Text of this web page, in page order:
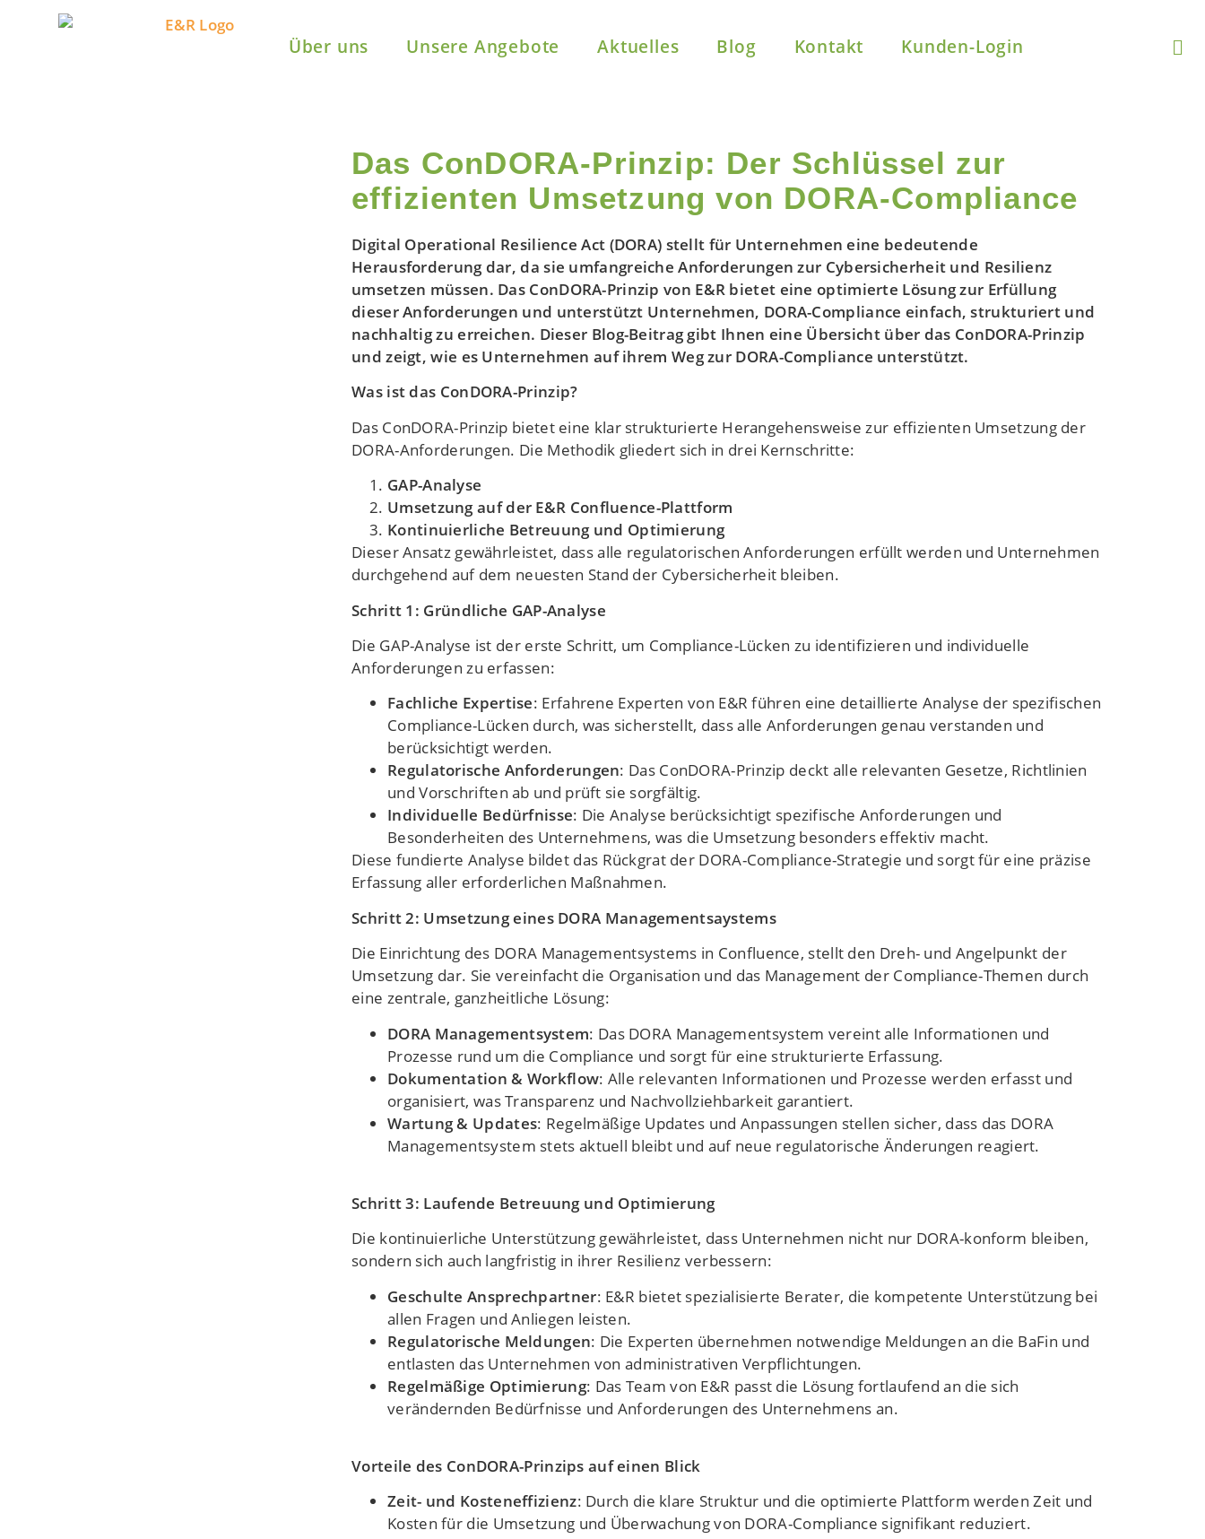
Über uns Unsere Angebote Aktuelles Blog Kontakt Kunden-Login
Das ConDORA-Prinzip: Der Schlüssel zur
effizienten Umsetzung von DORA-Compliance
Digital Operational Resilience Act (DORA) stellt für Unternehmen eine bedeutende
Herausforderung dar, da sie umfangreiche Anforderungen zur Cybersicherheit und Resilienz
umsetzen müssen. Das ConDORA-Prinzip von E&R bietet eine optimierte Lösung zur Erfüllung
dieser Anforderungen und unterstützt Unternehmen, DORA-Compliance einfach, strukturiert und
nachhaltig zu erreichen. Dieser Blog-Beitrag gibt Ihnen eine Übersicht über das ConDORA-Prinzip
und zeigt, wie es Unternehmen auf ihrem Weg zur DORA-Compliance unterstützt.
Was ist das ConDORA-Prinzip?
Das ConDORA-Prinzip bietet eine klar strukturierte Herangehensweise zur effizienten Umsetzung der
DORA-Anforderungen. Die Methodik gliedert sich in drei Kernschritte:
GAP-Analyse
Umsetzung auf der E&R Confluence-Plattform
Kontinuierliche Betreuung und Optimierung
Dieser Ansatz gewährleistet, dass alle regulatorischen Anforderungen erfüllt werden und Unternehmen
durchgehend auf dem neuesten Stand der Cybersicherheit bleiben.
Schritt 1: Gründliche GAP-Analyse
Die GAP-Analyse ist der erste Schritt, um Compliance-Lücken zu identifizieren und individuelle
Anforderungen zu erfassen:
Fachliche Expertise: Erfahrene Experten von E&R führen eine detaillierte Analyse der spezifischen
Compliance-Lücken durch, was sicherstellt, dass alle Anforderungen genau verstanden und
berücksichtigt werden.
Regulatorische Anforderungen: Das ConDORA-Prinzip deckt alle relevanten Gesetze, Richtlinien
und Vorschriften ab und prüft sie sorgfältig.
Individuelle Bedürfnisse: Die Analyse berücksichtigt spezifische Anforderungen und
Besonderheiten des Unternehmens, was die Umsetzung besonders effektiv macht.
Diese fundierte Analyse bildet das Rückgrat der DORA-Compliance-Strategie und sorgt für eine präzise
Erfassung aller erforderlichen Maßnahmen.
Schritt 2: Umsetzung eines DORA Managementsaystems
Die Einrichtung des DORA Managementsystems in Confluence, stellt den Dreh- und Angelpunkt der
Umsetzung dar. Sie vereinfacht die Organisation und das Management der Compliance-Themen durch
eine zentrale, ganzheitliche Lösung:
DORA Managementsystem: Das DORA Managementsystem vereint alle Informationen und
Prozesse rund um die Compliance und sorgt für eine strukturierte Erfassung.
Dokumentation & Workflow: Alle relevanten Informationen und Prozesse werden erfasst und
organisiert, was Transparenz und Nachvollziehbarkeit garantiert.
Wartung & Updates: Regelmäßige Updates und Anpassungen stellen sicher, dass das DORA
Managementsystem stets aktuell bleibt und auf neue regulatorische Änderungen reagiert.
Schritt 3: Laufende Betreuung und Optimierung
Die kontinuierliche Unterstützung gewährleistet, dass Unternehmen nicht nur DORA-konform bleiben,
sondern sich auch langfristig in ihrer Resilienz verbessern:
Geschulte Ansprechpartner: E&R bietet spezialisierte Berater, die kompetente Unterstützung bei
allen Fragen und Anliegen leisten.
Regulatorische Meldungen: Die Experten übernehmen notwendige Meldungen an die BaFin und
entlasten das Unternehmen von administrativen Verpflichtungen.
Regelmäßige Optimierung: Das Team von E&R passt die Lösung fortlaufend an die sich
verändernden Bedürfnisse und Anforderungen des Unternehmens an.
Vorteile des ConDORA-Prinzips auf einen Blick
Zeit- und Kosteneffizienz: Durch die klare Struktur und die optimierte Plattform werden Zeit und
Kosten für die Umsetzung und Überwachung von DORA-Compliance signifikant reduziert.